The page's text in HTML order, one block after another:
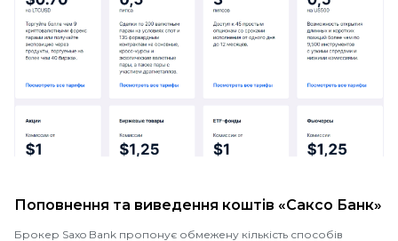
Поповнення та виведення коштів «Саксо Банк»
Брокер Saxo Bank пропонує обмежену кількість способів